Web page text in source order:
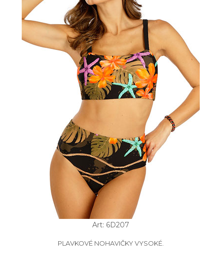
Art: 6D207
PLAVKOVÉ NOHAVIČKY VYSOKÉ.